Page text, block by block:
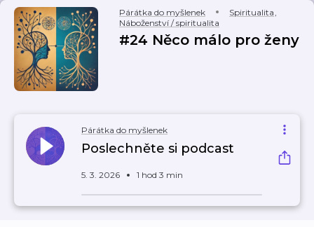
Párátka do myšlenek Spiritualita,
Náboženství / spiritualita
#24 Něco málo pro ženy
Párátka do myšlenek
Poslechněte si podcast
5. 3. 2026 1 hod 3 min